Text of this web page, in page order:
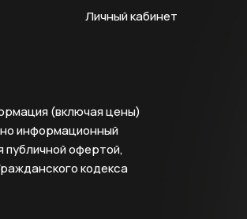
Личный кабинет
(включая цены)
информационный
публичной офертой,
кодекса